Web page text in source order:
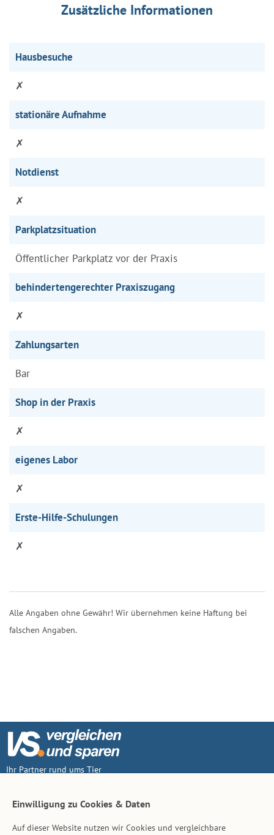
Zusätzliche Informationen
Hausbesuche
✗
stationäre Aufnahme
✗
Notdienst
✗
Parkplatzsituation
Öffentlicher Parkplatz vor der Praxis
behindertengerechter Praxiszugang
✗
Zahlungsarten
Bar
Shop in der Praxis
✗
eigenes Labor
✗
Erste-Hilfe-Schulungen
✗
Alle Angaben ohne Gewähr! Wir übernehmen keine Haftung bei
falschen Angaben.
Ihr Partner rund ums Tier
Einwilligung zu Cookies & Daten
Auf dieser Website nutzen wir Cookies und vergleichbare